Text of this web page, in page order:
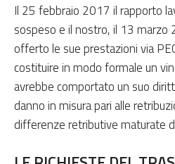
Il 25 febbraio 2017 il rapporto
sospeso e il nostro, il 13
offerto le sue prestazioni via
costituire in modo formale un
avrebbe comportato un suo
danno in misura pari alle
differenze retributive maturate